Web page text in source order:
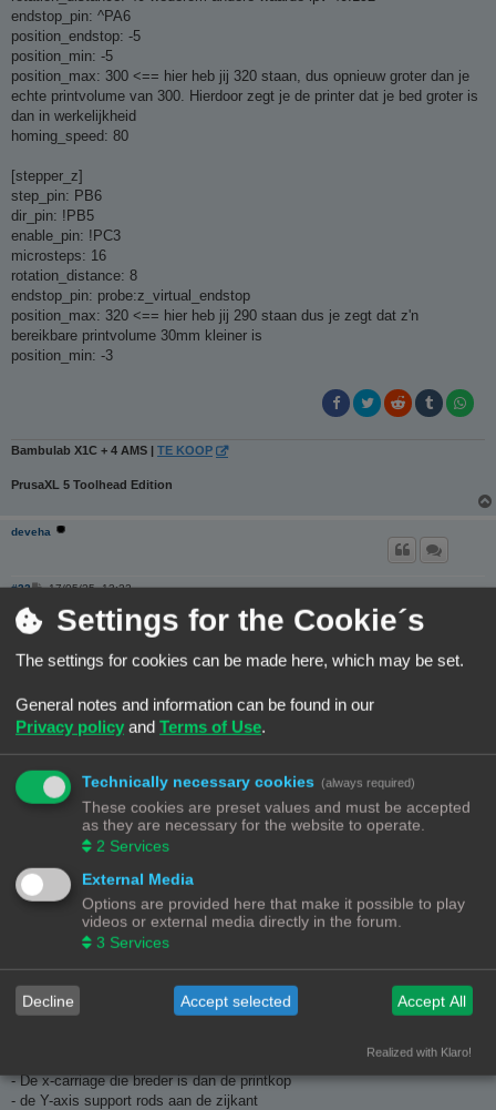
endstop_pin: ^PA6
position_endstop: -5
position_min: -5
position_max: 300 <== hier heb jij 320 staan, dus opnieuw groter dan je
echte printvolume van 300. Hierdoor zegt je de printer dat je bed groter is
dan in werkelijkheid
homing_speed: 80
[stepper_z]
step_pin: PB6
dir_pin: !PB5
enable_pin: !PC3
microsteps: 16
rotation_distance: 8
endstop_pin: probe:z_virtual_endstop
position_max: 320 <== hier heb jij 290 staan dus je zegt dat z'n
bereikbare printvolume 30mm kleiner is
position_min: -3
Bambulab X1C + 4 AMS | TE KOOP
PrusaXL 5 Toolhead Edition
deveha
#22
B17/05/25, 13:22
Volgens mijn rolmaat is het bed toch echt 310x320,
De z moet lager zijn omdat de SFS in de weg zit, dat ga ik nog
veranderen.
De rest van de verschillen ga ik morgen uit proberen, de printer is nog
bezig tot ca 4 uur vannacht.
Creality Ender3 pro, E3D Hemera Revo en BTT Manta M4P, CB1 Ender3, E3D Hemera
Revo en BTT Manta M4P/ CB1
Ch3vr0n
Site Admin
i
c
h
t
het effectieve bereikbare printvolume. Het bed van mijn CR10 Max is ook
470x470, maar het bereikbare printgebied is maar 450x450. Dit om
- De x-carriage die breder is dan de printkop
- de Y-axis support rods aan de zijkant
Settings for the Cookie´s
The settings for cookies can be made here, which may be set.
General notes and information can be found in our
Privacy policy and Terms of Use.
Technically necessary cookies (always required)
These cookies are preset values and must be accepted
as they are necessary for the website to operate.
2 Services
External Media
Options are provided here that make it possible to play
videos or external media directly in the forum.
3 Services
Decline Accept selected Accept All
Realized with Klaro!